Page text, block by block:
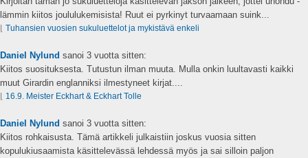
lämmin kiitos joululukemisista! Ruut ei pyrkinyt turvaamaan suink...
⌊ Tuhansien vuosien sukuluettelot ja mykistävä enkeli
Daniel Nylund sanoi 3 vuotta sitten:
Kiitos suosituksesta. Tutustun ilman muuta. Mulla onkin luultavasti kaikki
muut Girardin englanniksi ilmestyneet kirjat....
⌊ 16.9. Meister Eckhart & Eckhart Tolle
Daniel Nylund sanoi 3 vuotta sitten:
Kiitos rohkaisusta. Tämä artikkeli julkaistiin joskus vuosia sitten
kopulukiusaamista käsittelevässä lehdessä myös ja sai silloin paljon